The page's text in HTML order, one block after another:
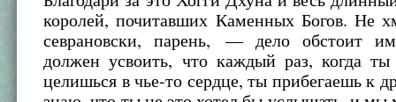
королей, почитавших Каменных Богов. Не
севрановски, парень, — дело обстоит
должен усвоить, что каждый раз, когда
целишься в чье-то сердце, ты прибегаешь к